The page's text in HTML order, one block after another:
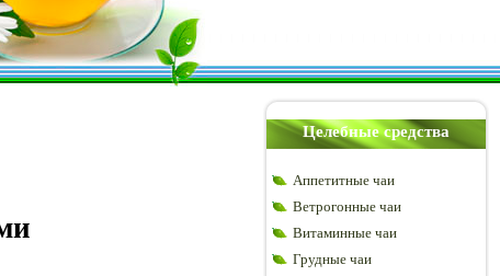
Целебные средства
Аппетитные чаи
Ветрогонные чаи
Витаминные чаи
Грудные чаи